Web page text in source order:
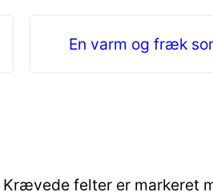
En varm og fræk
Krævede felter er markeret